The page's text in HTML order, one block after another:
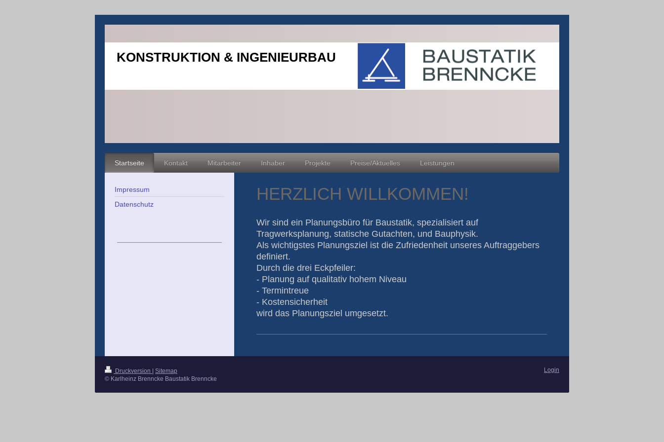
KONSTRUKTION & INGENIEURBAU
Startseite Kontakt Mitarbeiter Inhaber Projekte Preise/Aktuelles Leistungen
HERZLICH WILLKOMMEN!
Wir sind ein Planungsbüro für Baustatik, spezialisiert auf
Tragwerksplanung, statische Gutachten, und Bauphysik.
Als wichtigstes Planungsziel ist die Zufriedenheit unseres Auftraggebers
definiert.
Durch die drei Eckpfeiler:
- Planung auf qualitativ hohem Niveau
- Termintreue
- Kostensicherheit
wird das Planungsziel umgesetzt.
Impressum
Datenschutz
Druckversion | Sitemap
© Karlheinz Brenncke Baustatik Brenncke
Login